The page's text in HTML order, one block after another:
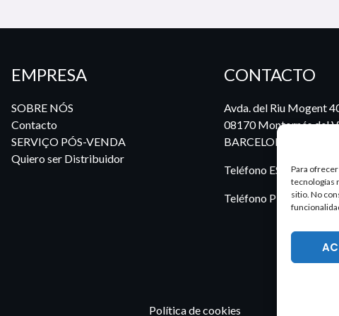
Para
tecnologías
sitio. No
EMPRESA
SOBRE NÓS
Contacto
SERVIÇO PÓS-VENDA
Quiero ser Distribuidor
CONTACTO
Avda. del Riu Mogent
08170 Montornés del
BARCELONA
Teléfono ES: 935 722
Teléfono PT: 969 924
Política de cookies